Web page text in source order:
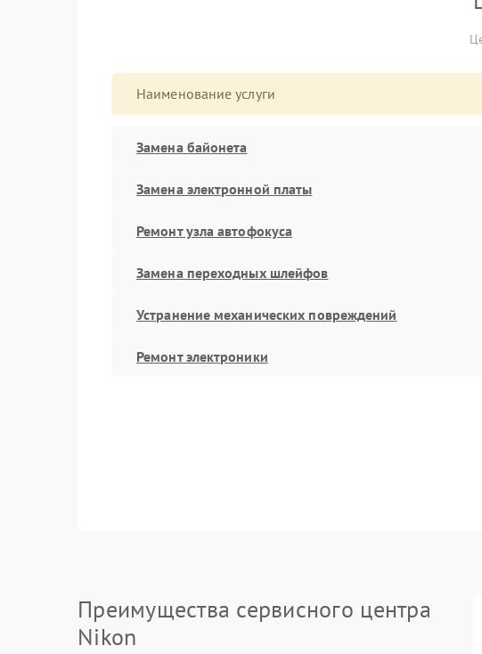
Наименование услуги
Замена байонета
Замена электронной платы
Ремонт узла автофокуса
Замена переходных шлейфов
Устранение механических повреждений
Ремонт электроники
Преимущества сервисного центра
Nikon